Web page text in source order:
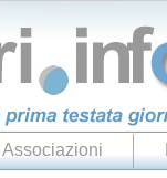
Associazioni